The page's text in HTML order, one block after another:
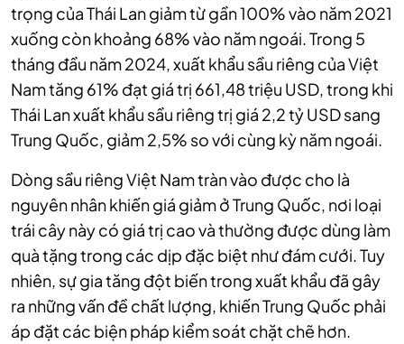
trọng của Thái Lan giảm từ gần 100% vào năm 2021
xuống còn khoảng 68% vào năm ngoái. Trong 5
tháng đầu năm 2024, xuất khẩu sầu riêng của Việt
Nam tăng 61% đạt giá trị 661,48 triệu USD, trong khi
Thái Lan xuất khẩu sầu riêng trị giá 2,2 tỷ USD sang
Trung Quốc, giảm 2,5% so với cùng kỳ năm ngoái.
Dòng sầu riêng Việt Nam tràn vào được cho là
nguyên nhân khiến giá giảm ở Trung Quốc, nơi loại
trái cây này có giá trị cao và thường được dùng làm
quà tặng trong các dịp đặc biệt như đám cưới. Tuy
nhiên, sự gia tăng đột biến trong xuất khẩu đã gây
ra những vấn đề chất lượng, khiến Trung Quốc phải
áp đặt các biện pháp kiểm soát chặt chẽ hơn.